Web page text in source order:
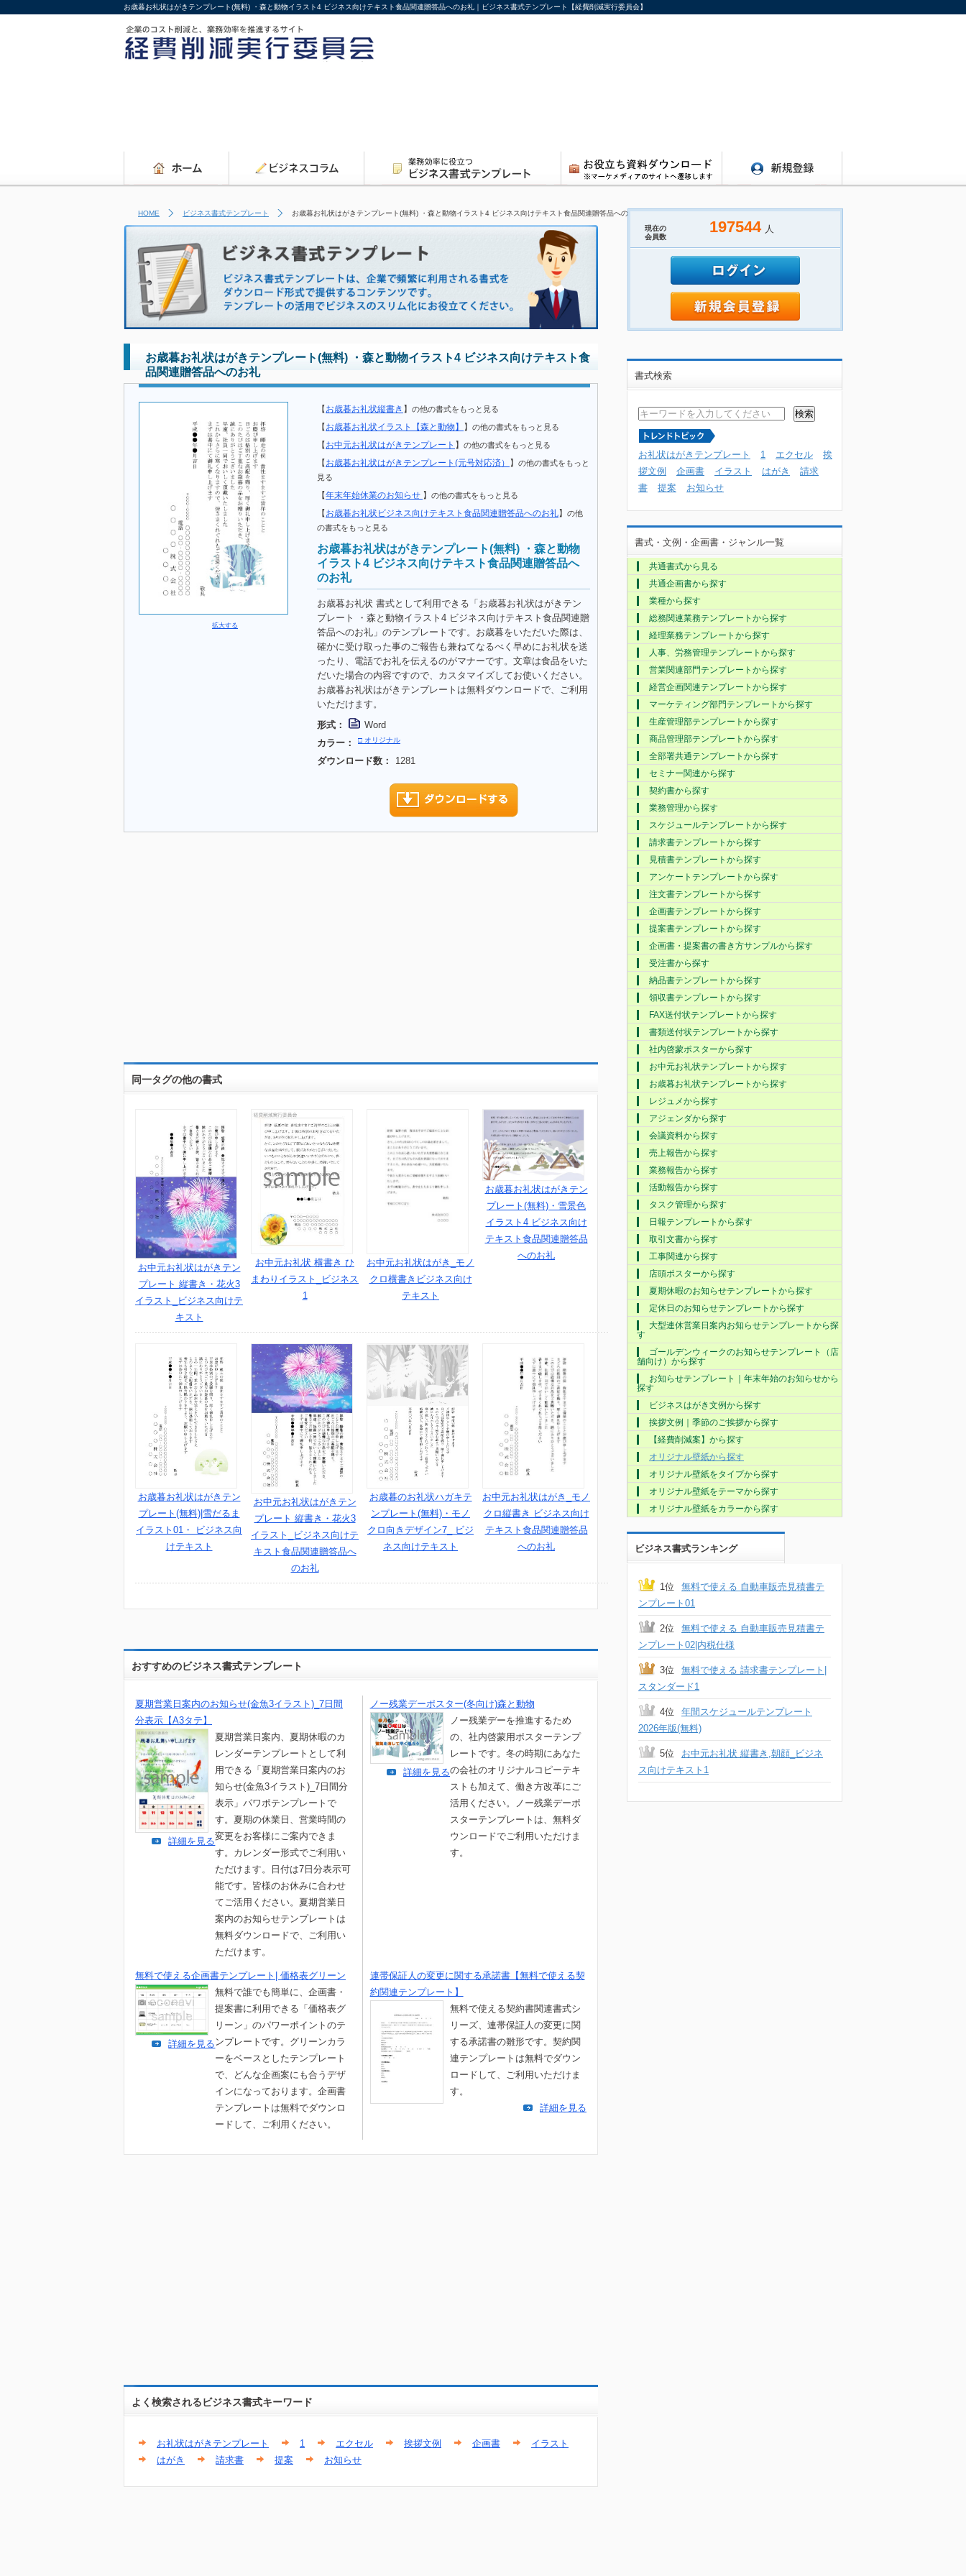
お歳暮お礼状はがきテンプレート(無料) ・森と動物イラスト4 ビジネス向けテキスト食品関連贈答品へのお礼｜ビジネス書式テンプレート【経費削減実行委員会】
HOME ビジネス書式テンプレート お歳暮お礼状はがきテンプレート(無料) ・森と動物イラスト4 ビジネス向けテキスト食品関連贈答品へのお礼
お歳暮お礼状はがきテンプレート(無料) ・森と動物イラスト4 ビジネス向けテキスト食
品関連贈答品へのお礼
拡大する
【お歳暮お礼状縦書き 】 の他の書式をもっと見る
【お歳暮お礼状イラスト【森と動物】 】 の他の書式をもっと見る
【お中元お礼状はがきテンプレート 】 の他の書式をもっと見る
【お歳暮お礼状はがきテンプレート(元号対応済） 】 の他の書式をもっと
見る
【年末年始休業のお知らせ 】 の他の書式をもっと見る
【お歳暮お礼状ビジネス向けテキスト食品関連贈答品へのお礼】 の他
の書式をもっと見る
お歳暮お礼状はがきテンプレート(無料) ・森と動物
イラスト4 ビジネス向けテキスト食品関連贈答品へ
のお礼
お歳暮お礼状 書式として利用できる「お歳暮お礼状はがきテン
プレート ・森と動物イラスト4 ビジネス向けテキスト食品関連贈
答品へのお礼」のテンプレートです。お歳暮をいただいた際は、
確かに受け取った事のご報告も兼ねてなるべく早めにお礼状を送
ったり、電話でお礼を伝えるのがマナーです。文章は食品をいた
だいた場合の内容ですので、カスタマイズしてお使いください。
お歳暮お礼状はがきテンプレートは無料ダウンロードで、ご利用
いただけます。
形式：
Word
カラー：
□ オリジナル
ダウンロード数： 1281
同一タグの他の書式
お中元お礼状はがきテン
プレート 縦書き・花火3
イラスト_ビジネス向けテ
キスト
お中元お礼状 横書き ひ
まわりイラスト_ビジネス
1
お中元お礼状はがき_モノ
クロ横書きビジネス向け
テキスト
お歳暮お礼状はがきテン
プレート(無料)・雪景色
イラスト4 ビジネス向け
テキスト食品関連贈答品
へのお礼
お歳暮お礼状はがきテン
プレート(無料)|雪だるま
イラスト01・ ビジネス向
けテキスト
お中元お礼状はがきテン
プレート 縦書き・花火3
イラスト_ビジネス向けテ
キスト食品関連贈答品へ
のお礼
お歳暮のお礼状ハガキテ
ンプレート(無料)・モノ
クロ向きデザイン7_ ビジ
ネス向けテキスト
お中元お礼状はがき_モノ
クロ縦書き ビジネス向け
テキスト食品関連贈答品
へのお礼
おすすめのビジネス書式テンプレート
夏期営業日案内のお知らせ(金魚3イラスト)_7日間
分表示【A3タテ】
夏期営業日案内、夏期休暇のカ
レンダーテンプレートとして利
用できる「夏期営業日案内のお
知らせ(金魚3イラスト)_7日間分
表示」パワポテンプレートで
す。夏期の休業日、営業時間の
変更をお客様にご案内できま
す。カレンダー形式でご利用い
ただけます。日付は7日分表示可
能です。皆様のお休みに合わせ
てご活用ください。夏期営業日
案内のお知らせテンプレートは
無料ダウンロードで、ご利用い
ただけます。
詳細を見る
ノー残業デーポスター(冬向け)森と動物
ノー残業デーを推進するため
の、社内啓蒙用ポスターテンプ
レートです。冬の時期にあなた
の会社のオリジナルコピーテキ
ストも加えて、働き方改革にご
活用ください。ノー残業デーポ
スターテンプレートは、無料ダ
ウンロードでご利用いただけま
す。
詳細を見る
無料で使える企画書テンプレート| 価格表グリーン
無料で誰でも簡単に、企画書・
提案書に利用できる「価格表グ
リーン」のパワーポイントのテ
ンプレートです。グリーンカラ
ーをベースとしたテンプレート
で、どんな企画案にも合うデザ
インになっております。企画書
テンプレートは無料でダウンロ
ードして、ご利用ください。
詳細を見る
連帯保証人の変更に関する承諾書【無料で使える契
約関連テンプレート】
無料で使える契約書関連書式シ
リーズ、連帯保証人の変更に関
する承諾書の雛形です。契約関
連テンプレートは無料でダウン
ロードして、ご利用いただけま
す。
詳細を見る
よく検索されるビジネス書式キーワード
お礼状はがきテンプレート 1 エクセル 挨拶文例 企画書
イラスト
はがき
請求書 提案 お知らせ
現在の
会員数
197544 人
書式検索
お礼状はがきテンプレート 1 エクセル
挨
拶文例
企画書 イラスト はがき
請求
書
提案 お知らせ
書式・文例・企画書・ジャンル一覧
共通書式から見る
共通企画書から探す
業種から探す
総務関連業務テンプレートから探す
経理業務テンプレートから探す
人事、労務管理テンプレートから探す
営業関連部門テンプレートから探す
経営企画関連テンプレートから探す
マーケティング部門テンプレートから探す
生産管理部テンプレートから探す
商品管理部テンプレートから探す
全部署共通テンプレートから探す
セミナー関連から探す
契約書から探す
業務管理から探す
スケジュールテンプレートから探す
請求書テンプレートから探す
見積書テンプレートから探す
アンケートテンプレートから探す
注文書テンプレートから探す
企画書テンプレートから探す
提案書テンプレートから探す
企画書・提案書の書き方サンプルから探す
受注書から探す
納品書テンプレートから探す
領収書テンプレートから探す
FAX送付状テンプレートから探す
書類送付状テンプレートから探す
社内啓蒙ポスターから探す
お中元お礼状テンプレートから探す
お歳暮お礼状テンプレートから探す
レジュメから探す
アジェンダから探す
会議資料から探す
売上報告から探す
業務報告から探す
活動報告から探す
タスク管理から探す
日報テンプレートから探す
取引文書から探す
工事関連から探す
店頭ポスターから探す
夏期休暇のお知らせテンプレートから探す
定休日のお知らせテンプレートから探す
大型連休営業日案内お知らせテンプレートから探
す
ゴールデンウィークのお知らせテンプレート（店
舗向け）から探す
お知らせテンプレート｜年末年始のお知らせから
探す
ビジネスはがき文例から探す
挨拶文例｜季節のご挨拶から探す
【経費削減案】から探す
オリジナル壁紙から探す
オリジナル壁紙をタイプから探す
オリジナル壁紙をテーマから探す
オリジナル壁紙をカラーから探す
ビジネス書式ランキング
1位
無料で使える 自動車販売見積書テ
ンプレート01
2位
無料で使える 自動車販売見積書テ
ンプレート02|内税仕様
3位
無料で使える 請求書テンプレート|
スタンダード1
4位
年間スケジュールテンプレート
2026年版(無料)
5位
お中元お礼状 縦書き,朝顔_ビジネ
ス向けテキスト1